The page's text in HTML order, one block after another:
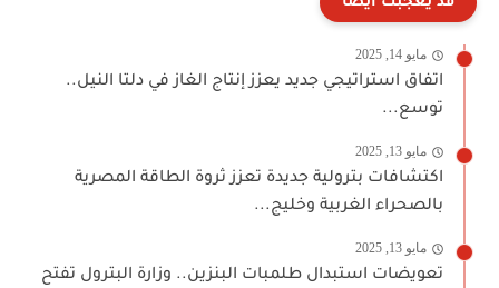
مايو 14, 2025
اتفاق استراتيجي جديد يعزز إنتاج الغاز في دلتا النيل..
توسع...
مايو 13, 2025
اكتشافات بترولية جديدة تعزز ثروة الطاقة المصرية
بالصحراء الغربية وخليج...
مايو 13, 2025
تعويضات استبدال طلمبات البنزين.. وزارة البترول تفتح